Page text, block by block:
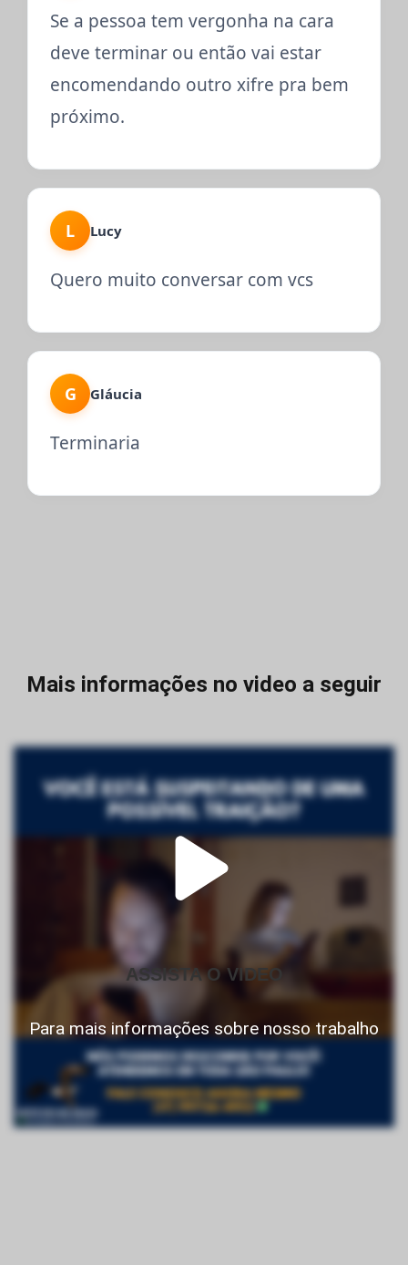
Se a pessoa tem vergonha na cara
deve terminar ou então vai estar
encomendando outro xifre pra bem
próximo.
L Lucy
Quero muito conversar com vcs
G Gláucia
Terminaria
Mais informações no video a seguir
ASSISTA O VIDEO
Para mais informações sobre nosso trabalho